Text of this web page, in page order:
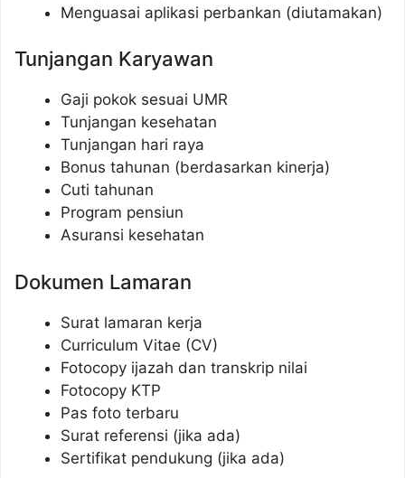
Menguasai aplikasi perbankan (diutamakan)
Tunjangan Karyawan
Gaji pokok sesuai UMR
Tunjangan kesehatan
Tunjangan hari raya
Bonus tahunan (berdasarkan kinerja)
Cuti tahunan
Program pensiun
Asuransi kesehatan
Dokumen Lamaran
Surat lamaran kerja
Curriculum Vitae (CV)
Fotocopy ijazah dan transkrip nilai
Fotocopy KTP
Pas foto terbaru
Surat referensi (jika ada)
Sertifikat pendukung (jika ada)